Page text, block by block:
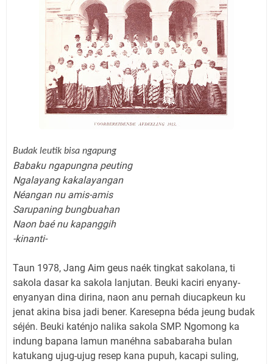
Budak leutik bisa ngapung
Babaku ngapungna peuting
Ngalayang kakalayangan
Néangan nu amis-amis
Sarupaning bungbuahan
Naon baé nu kapanggih
-kinanti-
Taun 1978, Jang Aim geus naék tingkat sakolana, ti
sakola dasar ka sakola lanjutan. Beuki kaciri enyany-
enyanyan dina dirina, naon anu pernah diucapkeun ku
jenat akina bisa jadi bener. Karesepna béda jeung budak
séjén. Beuki katénjo nalika sakola SMP. Ngomong ka
indung bapana lamun manéhna sababaraha bulan
katukang ujug-ujug resep kana pupuh, kacapi suling,